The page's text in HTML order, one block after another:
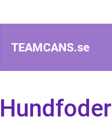
TEAMCANS.se
Hundfoder